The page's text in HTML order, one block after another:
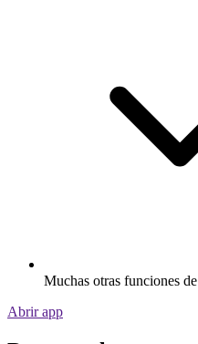
Muchas otras funciones
Abrir app